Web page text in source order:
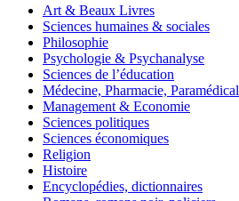
Art & Beaux Livres
Sciences humaines & sociales
Philosophie
Psychologie & Psychanalyse
Sciences de l’éducation
Médecine, Pharmacie, Paramédical
Management & Economie
Sciences politiques
Sciences économiques
Religion
Histoire
Encyclopédies, dictionnaires